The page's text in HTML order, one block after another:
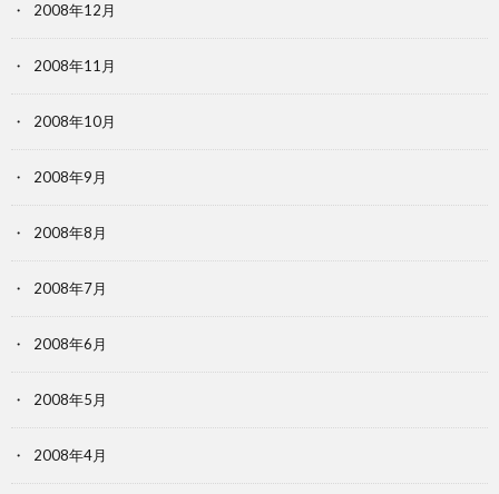
2008年12月
2008年11月
2008年10月
2008年9月
2008年8月
2008年7月
2008年6月
2008年5月
2008年4月